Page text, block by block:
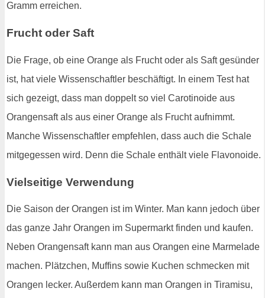
Gramm erreichen.
Frucht oder Saft
Die Frage, ob eine Orange als Frucht oder als Saft gesünder
ist, hat viele Wissenschaftler beschäftigt. In einem Test hat
sich gezeigt, dass man doppelt so viel Carotinoide aus
Orangensaft als aus einer Orange als Frucht aufnimmt.
Manche Wissenschaftler empfehlen, dass auch die Schale
mitgegessen wird. Denn die Schale enthält viele Flavonoide.
Vielseitige Verwendung
Die Saison der Orangen ist im Winter. Man kann jedoch über
das ganze Jahr Orangen im Supermarkt finden und kaufen.
Neben Orangensaft kann man aus Orangen eine Marmelade
machen. Plätzchen, Muffins sowie Kuchen schmecken mit
Orangen lecker. Außerdem kann man Orangen in Tiramisu,